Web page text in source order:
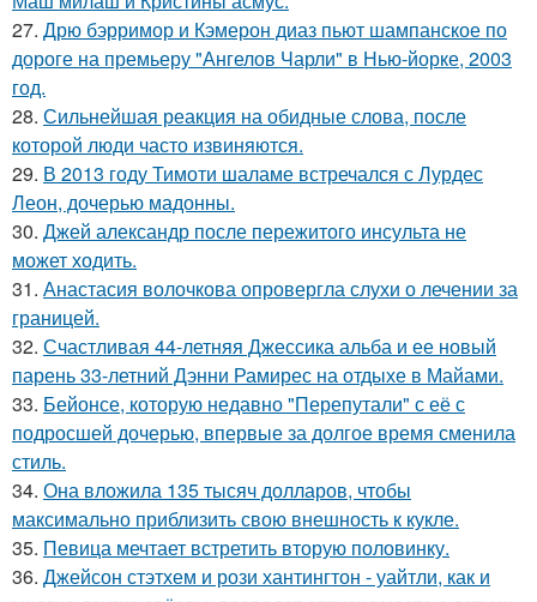
27. Дрю бэрримор и Кэмерон диаз пьют шампанское по
дороге на премьеру "Ангелов Чарли" в Нью-йорке, 2003
год.
28. Сильнейшая реакция на обидные слова, после
которой люди часто извиняются.
29. В 2013 году Тимоти шаламе встречался с Лурдес
Леон, дочерью мадонны.
30. Джей александр после пережитого инсульта не
может ходить.
31. Анастасия волочкова опровергла слухи о лечении за
границей.
32. Счастливая 44-летняя Джессика альба и ее новый
парень 33-летний Дэнни Рамирес на отдыхе в Майами.
33. Бейонсе, которую недавно "Перепутали" с её с
подросшей дочерью, впервые за долгое время сменила
стиль.
34. Она вложила 135 тысяч долларов, чтобы
максимально приблизить свою внешность к кукле.
35. Певица мечтает встретить вторую половинку.
36. Джейсон стэтхем и рози хантингтон - уайтли, как и